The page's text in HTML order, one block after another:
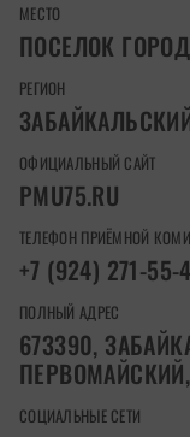
МЕСТО
ПОСЕЛОК
РЕГИОН
ОФИЦИАЛЬНЫЙ САЙТ
PMU75.RU
ТЕЛЕФОН ПРИЁМНОЙ
+7 (924) 271-55-
ПОЛНЫЙ АДРЕС
673390,
СОЦИАЛЬНЫЕ СЕТИ